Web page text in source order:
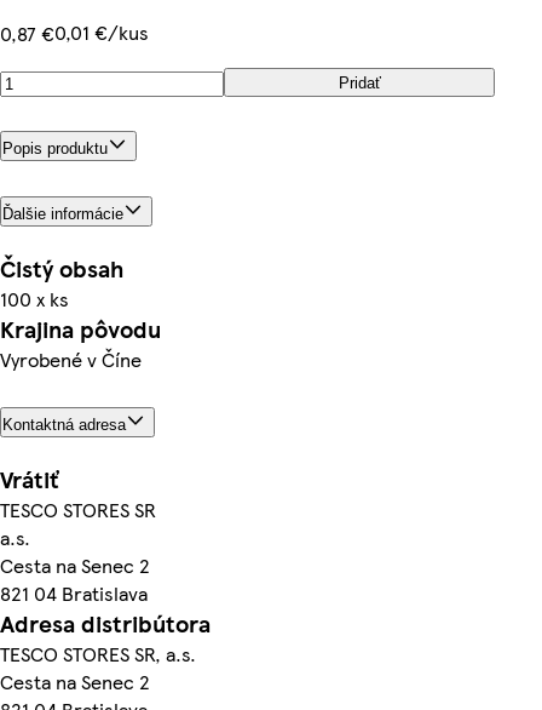
0,87 €0,01 €/kus
Pridať
Popis produktu
Ďalšie informácie
Čistý obsah
100 x ks
Krajina pôvodu
Vyrobené v Číne
Kontaktná adresa
Vrátiť
TESCO STORES SR
a.s.
Cesta na Senec 2
821 04 Bratislava
Adresa distribútora
TESCO STORES SR, a.s.
Cesta na Senec 2